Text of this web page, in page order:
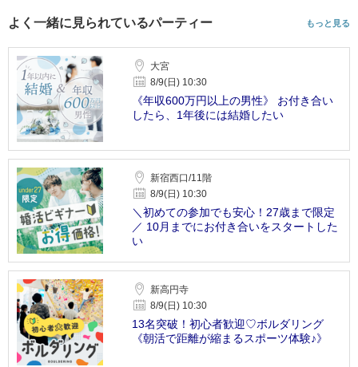
よく一緒に見られているパーティー もっと見る
大宮
8/9(日) 10:30
《年収600万円以上の男性》 お付き合い
したら、1年後には結婚したい
新宿西口/11階
8/9(日) 10:30
＼初めての参加でも安心！27歳まで限定
／ 10月までにお付き合いをスタートした
い
新高円寺
8/9(日) 10:30
13名突破！初心者歓迎♡ボルダリング
《朝活で距離が縮まるスポーツ体験♪》